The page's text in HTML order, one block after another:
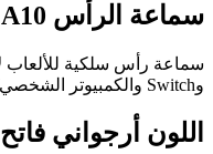
سماعة الرأس Astro A10
وSwitch والكمبيوتر الشخصي/MAC والمزيد
اللون أرجواني فاتح